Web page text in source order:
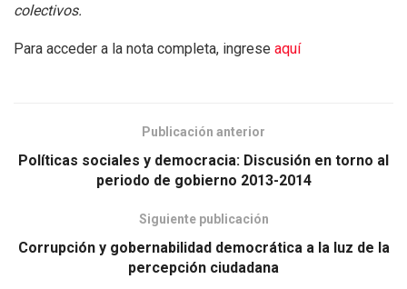
colectivos.
Para acceder a la nota completa, ingrese aquí
Publicación anterior
Políticas sociales y democracia: Discusión en torno al
periodo de gobierno 2013-2014
Siguiente publicación
Corrupción y gobernabilidad democrática a la luz de la
percepción ciudadana